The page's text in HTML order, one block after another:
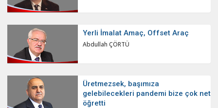
Yerli İmalat Amaç, Offset Araç
Abdullah ÇÖRTÜ
Üretmezsek, başımıza
gelebilecekleri pandemi bize çok net
öğretti